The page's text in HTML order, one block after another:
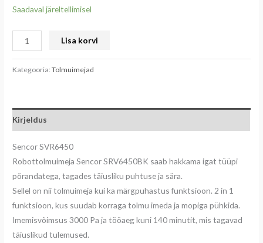
Saadaval järeltellimisel
Lisa korvi
Kategooria:Tolmuimejad
Kirjeldus
Sencor SVR6450
Robottolmuimeja Sencor SRV6450BK saab hakkama igat tüüpi
põrandatega, tagades täiusliku puhtuse ja sära.
Sellel on nii tolmuimeja kui ka märgpuhastus funktsioon. 2 in 1
funktsioon, kus suudab korraga tolmu imeda ja mopiga pühkida.
Imemisvõimsus 3000 Pa ja tööaeg kuni 140 minutit, mis tagavad
täiuslikud tulemused.